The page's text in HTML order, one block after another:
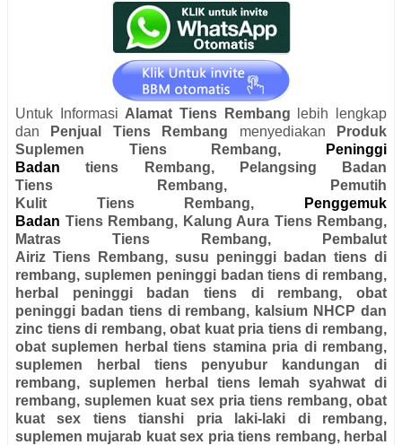
Untuk Informasi Alamat Tiens Rembang lebih lengkap
dan
Penjual Tiens Rembang menyediakan
Produk
Suplemen Tiens
Rembang,
Peninggi
Badan tiens Rembang, Pelangsing Badan
Tiens
Rembang, Pemutih
Kulit Tiens
Rembang,
Penggemuk
Badan Tiens Rembang, Kalung Aura Tiens Rembang,
Matras Tiens
Rembang, Pembalut
Airiz Tiens
Rembang, susu peninggi badan tiens di
rembang, suplemen peninggi badan tiens di rembang,
herbal peninggi badan tiens di rembang, obat
peninggi badan tiens di rembang, kalsium NHCP dan
zinc tiens di rembang, obat kuat pria tiens di rembang,
obat suplemen herbal tiens stamina pria di rembang,
suplemen herbal tiens penyubur kandungan di
rembang, suplemen herbal tiens lemah syahwat di
rembang, suplemen kuat sex pria tiens rembang, obat
kuat sex tiens tianshi pria laki-laki di rembang,
suplemen mujarab kuat sex pria tiens rembang, herbal